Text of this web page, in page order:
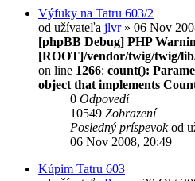
Výfuky na Tatru 603/2
od užívateľa jlvr» 06 Nov
[phpBB Debug] PHP
[ROOT]/vendor/twig/twig/
on line 1266: count():
object that implements
0 Odpovedí
10549 Zobrazení
Posledný príspevokod
06 Nov 2008, 20:49
Kúpim Tatru 603